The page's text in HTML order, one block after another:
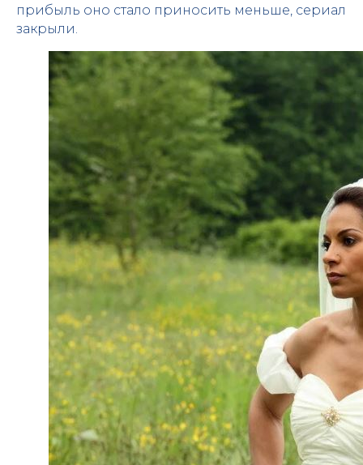
прибыль оно стало приносить меньше, сериал
закрыли.